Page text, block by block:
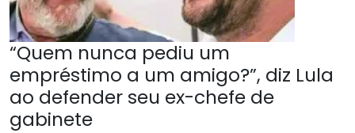
“Quem nunca pediu um
empréstimo a um amigo?”, diz Lula
ao defender seu ex-chefe de
gabinete